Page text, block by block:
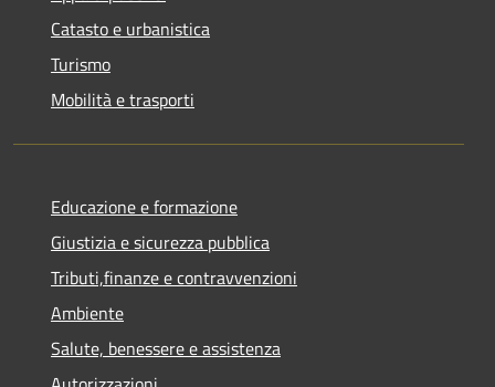
Catasto e urbanistica
Turismo
Mobilità e trasporti
Educazione e formazione
Giustizia e sicurezza pubblica
Tributi,finanze e contravvenzioni
Ambiente
Salute, benessere e assistenza